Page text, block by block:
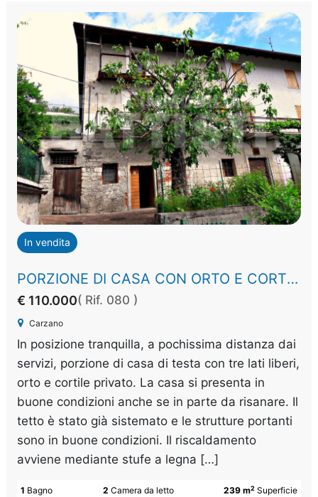
In vendita
PORZIONE DI CASA CON ORTO E CORTILE PRIVATO
€ 110.000( Rif. 080 )
Carzano
In posizione tranquilla, a pochissima distanza dai
servizi, porzione di casa di testa con tre lati liberi,
orto e cortile privato. La casa si presenta in
buone condizioni anche se in parte da risanare. Il
tetto è stato già sistemato e le strutture portanti
sono in buone condizioni. Il riscaldamento
avviene mediante stufe a legna […]
239 m2 Superficie
2 Camera da letto
1 Bagno